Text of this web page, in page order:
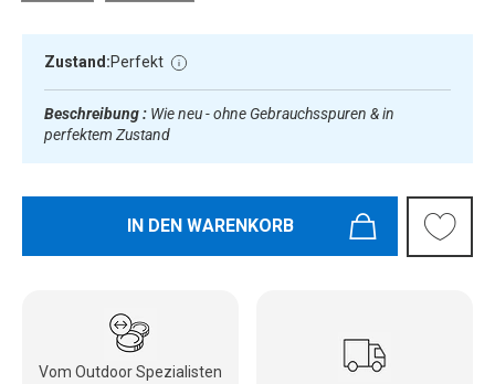
Zustand:Perfekt
Beschreibung : Wie neu - ohne Gebrauchsspuren & in
perfektem Zustand
IN DEN WARENKORB
Vom Outdoor Spezialisten